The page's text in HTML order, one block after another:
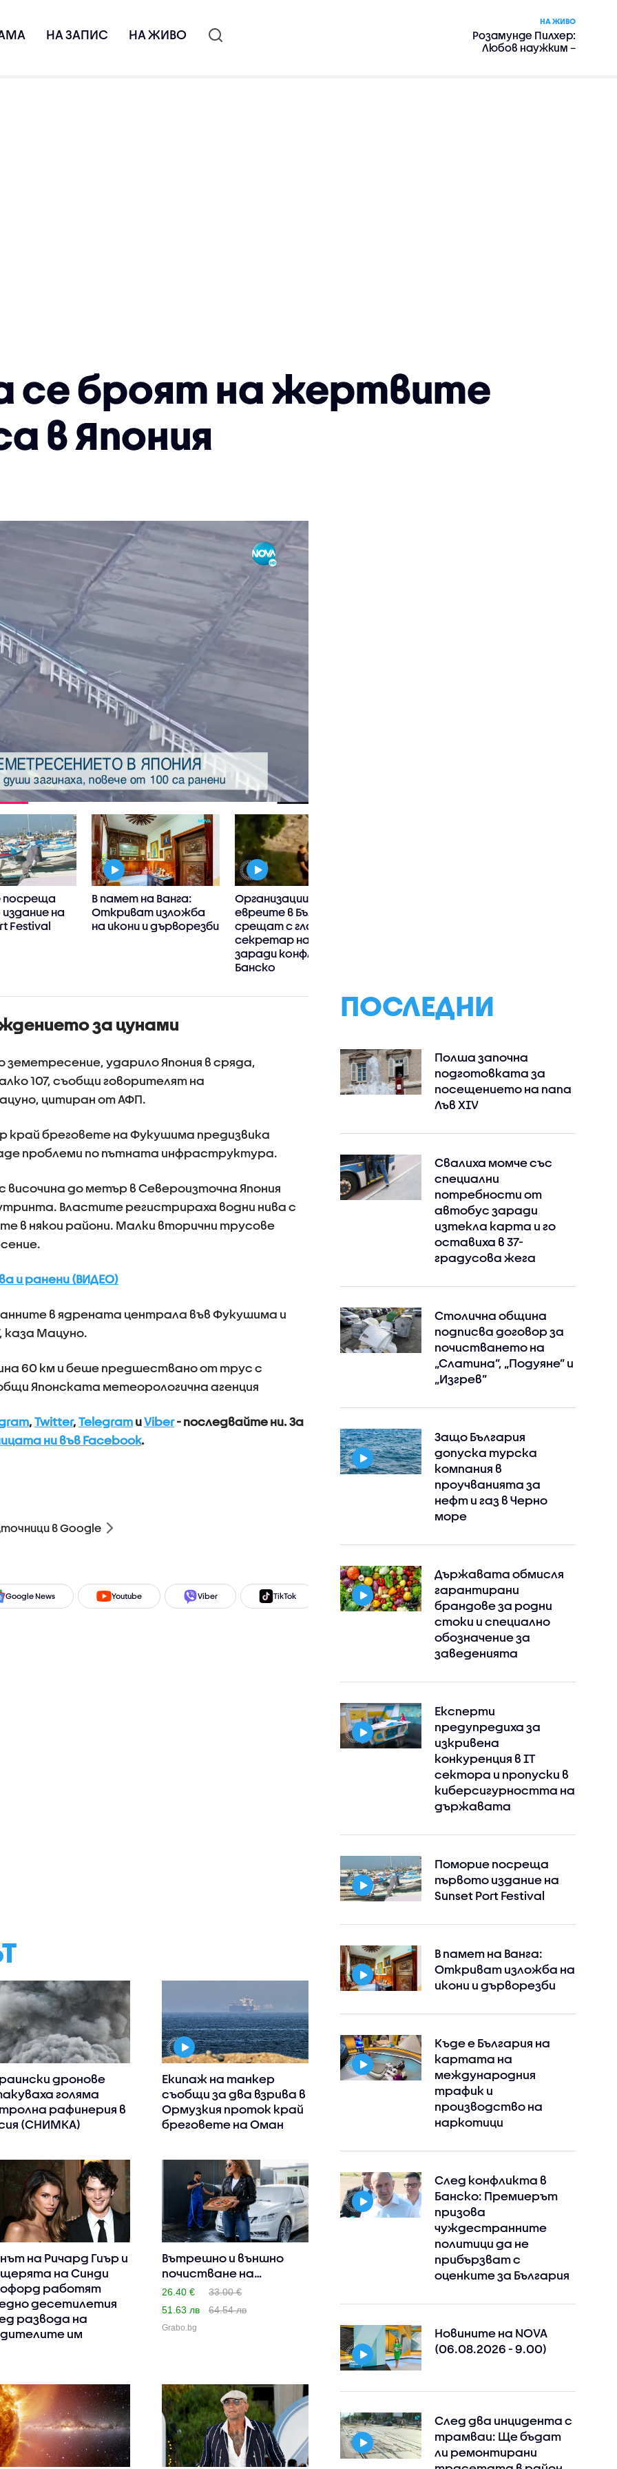
НА ЗАПИС НА ЖИВО
НА ЖИВО
Розамунде Пилхер:
Любов наужким –
се броят на жертвите
в Япония
посреща
на
Festival
В памет на Ванга:
Откриват изложба
на икони и дърворезби
Организации на
евреите в България се
срещат с главния
секретар на МВР
заради конфликта в
Банско
за цунами
ударило Япония в сряда,
107, съобщи говорителят на
цитиран от АФП.
край бреговете на Фукушима предизвика
проблеми по пътната инфраструктура.
до метър в Североизточна Япония
Властите регистрираха водни нива с
в някои райони. Малки вторични трусове
и ранени (ВИДЕО)
в ядрената централа във Фукушима и
Мацуно.
60 км и беше предшествано от трус с
Японската метеорологична агенция
, Twitter, TelegramиViber- последвайте ни.За
ни във Facebook.
в Google
Google News Youtube Viber TikTok Instagram Facebook
дронове
голяма
рафинерия в
(СНИМКА)
Екипаж на танкер
съобщи за два взрива в
Ормузкия проток край
бреговете на Оман
на Ричард Гиър и
на Синди
работят
десетилетия
развода на
им
Вътрешно и външно
почистване на
автомобил, п..
26.40 €
33.00 €
51.63 лв
64.54 лв
Grabo.bg
ПОСЛЕДНИ
Полша започна
подготовката за
посещението на папа
Лъв XIV
Свалиха момче със
специални
потребности от
автобус заради
изтекла карта и го
оставиха в 37-
градусова жега
Столична община
подписва договор за
почистването на
„Слатина”, „Подуяне” и
„Изгрев”
Защо България
допуска турска
компания в
проучванията за
нефт и газ в Черно
море
Държавата обмисля
гарантирани
брандове за родни
стоки и специално
обозначение за
заведенията
Експерти
предупредиха за
изкривена
конкуренция в IT
сектора и пропуски в
киберсигурността на
държавата
Поморие посреща
първото издание на
Sunset Port Festival
В памет на Ванга:
Откриват изложба на
икони и дърворезби
Къде е България на
картата на
международния
трафик и
производство на
наркотици
След конфликта в
Банско: Премиерът
призова
чуждестранните
политици да не
прибързват с
оценките за България
Новините на NOVA
(06.08.2026 - 9.00)
След два инцидента с
трамваи: Ще бъдат
ли ремонтирани